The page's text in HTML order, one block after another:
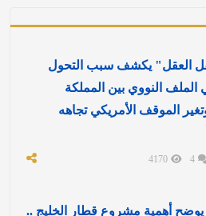
العقل" يكشف سبب التحول
الملف النووي بين المملكة
الموقف الأمريكي تجاهه
أهمية مشروع قطار الخليج ..